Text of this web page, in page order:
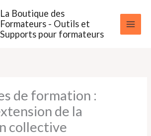
La Boutique des
Formateurs - Outils et
Supports pour formateurs
de formation :
de la
collective